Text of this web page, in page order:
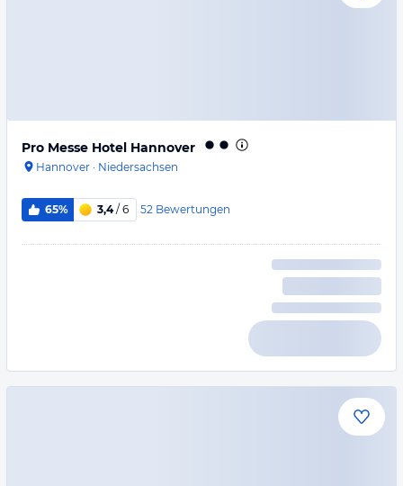
Pro Messe Hotel Hannover
Hannover · Niedersachsen
65% 3,4/ 6 52 Bewertungen